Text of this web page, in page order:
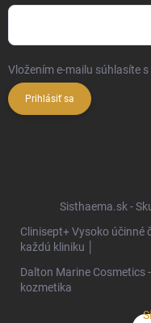
Vložením e-mailu súhlasíte s
Prihlásiť sa
Sisthaema.sk -
Clinisept+ Vysoko účinné
každú kliniku │
Dalton Marine Cosmetics
kozmetika